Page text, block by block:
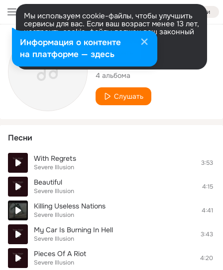
Войти
Мы используем cookie-файлы, чтобы улучшить
сервисы для вас. Если ваш возраст менее 13 лет,
настроить cookie-файлы должен ваш законный
представитель. Больше информации
Разрешить все Настроить
Исполнитель
Severe Illusion
4 альбома
Слушать
Песни
With Regrets
Severe Illusion
3:53
Beautiful
Severe Illusion
4:15
Killing Useless Nations
Severe Illusion
4:41
My Car Is Burning In Hell
Severe Illusion
3:43
Pieces Of A Riot
Severe Illusion
4:20
Информация о контенте
на платформе — здесь